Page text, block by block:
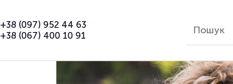
+38 (097) 952 44 63
+38 (067) 400 10 91